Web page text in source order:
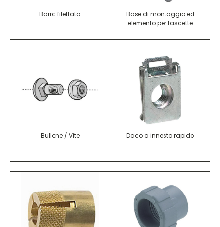
Barra filettata
Base di montaggio ed
elemento per fascette
Bullone / Vite Dado a innesto rapido